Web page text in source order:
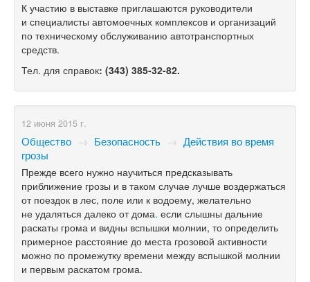
К участию в выставке приглашаются руководители
и специалисты автомоечных комплексов и организаций
по техническому обслуживанию автотранспортных
средств.
Тел. для справок: (343) 385-32-82.
12 июня 2015 г.
Общество → Безопасность → Действия во время
грозы
Прежде всего нужно научиться предсказывать
приближение грозы и в таком случае лучше воздержаться
от поездок в лес, поле или к водоему, желательно
не удаляться далеко от дома. если слышны дальние
раскаты грома и видны вспышки молнии, то определить
примерное расстояние до места грозовой активности
можно по промежутку времени между вспышкой молнии
и первым раскатом грома.